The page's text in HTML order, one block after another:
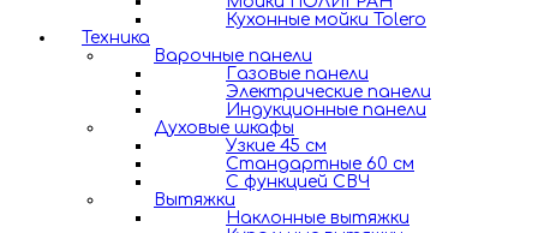
Кухонные мойки Tolero
Техника
Варочные панели
Газовые панели
Электрические панели
Индукционные панели
Духовые шкафы
Узкие 45 см
Стандартные 60 см
С функцией СВЧ
Вытяжки
Наклонные вытяжки